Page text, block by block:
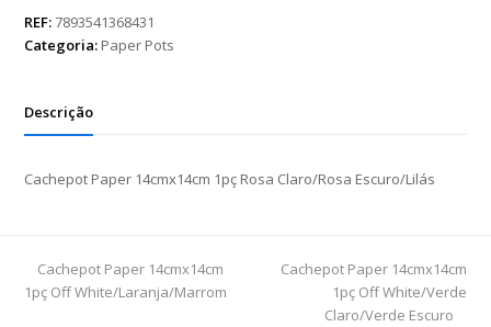
1pç
Rosa
quantidade
REF:7893541368431
Categoria: Paper Pots
Descrição
Cachepot Paper 14cmx14cm 1pç Rosa Claro/Rosa Escuro/Lilás
previous
post:
Cachepot Paper 14cmx14cm
1pç Off White/Laranja/Marrom
next
Cachepot Paper 14cmx14cm
1pç Off White/Verde
Claro/Verde Escuro